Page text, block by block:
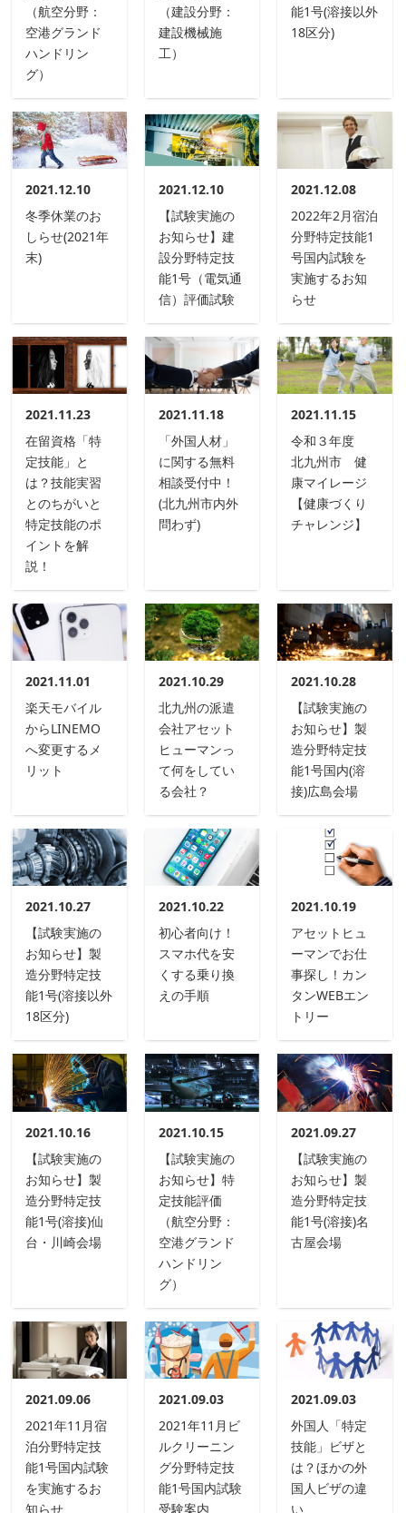
（航空分野：
空港グランド
ハンドリン
グ）
（建設分野：
建設機械施
工）
能1号(溶接以外
18区分)
2021.12.10
冬季休業のお
しらせ(2021年
末)
2021.12.10
【試験実施の
お知らせ】建
設分野特定技
能1号（電気通
信）評価試験
2021.12.08
2022年2月宿泊
分野特定技能1
号国内試験を
実施するお知
らせ
2021.11.23
在留資格「特
定技能」と
は？技能実習
とのちがいと
特定技能のポ
イントを解
説！
2021.11.18
「外国人材」
に関する無料
相談受付中！
(北九州市内外
問わず)
2021.11.15
令和３年度
北九州市 健
康マイレージ
【健康づくり
チャレンジ】
2021.11.01
楽天モバイル
からLINEMO
へ変更するメ
リット
2021.10.29
北九州の派遣
会社アセット
ヒューマンっ
て何をしてい
る会社？
2021.10.28
【試験実施の
お知らせ】製
造分野特定技
能1号国内(溶
接)広島会場
2021.10.27
【試験実施の
お知らせ】製
造分野特定技
能1号(溶接以外
18区分)
2021.10.22
初心者向け！
スマホ代を安
くする乗り換
えの手順
2021.10.19
アセットヒュ
ーマンでお仕
事探し！カン
タンWEBエン
トリー
2021.10.16
【試験実施の
お知らせ】製
造分野特定技
能1号(溶接)仙
台・川崎会場
2021.10.15
【試験実施の
お知らせ】特
定技能評価
（航空分野：
空港グランド
ハンドリン
グ）
2021.09.27
【試験実施の
お知らせ】製
造分野特定技
能1号(溶接)名
古屋会場
2021.09.06
2021年11月宿
泊分野特定技
能1号国内試験
を実施するお
知らせ
2021.09.03
2021年11月ビ
ルクリーニン
グ分野特定技
能1号国内試験
受験案内
2021.09.03
外国人「特定
技能」ビザと
は？ほかの外
国人ビザの違
い